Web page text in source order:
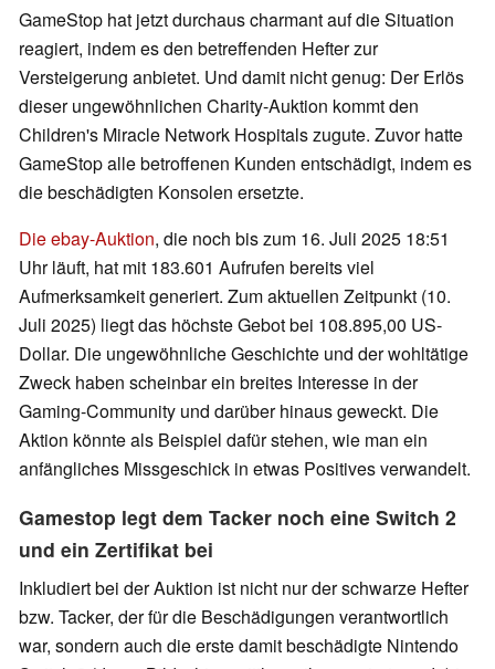
GameStop hat jetzt durchaus charmant auf die Situation
reagiert, indem es den betreffenden Hefter zur
Versteigerung anbietet. Und damit nicht genug: Der Erlös
dieser ungewöhnlichen Charity-Auktion kommt den
Children's Miracle Network Hospitals zugute. Zuvor hatte
GameStop alle betroffenen Kunden entschädigt, indem es
die beschädigten Konsolen ersetzte.
Die ebay-Auktion, die noch bis zum 16. Juli 2025 18:51
Uhr läuft, hat mit 183.601 Aufrufen bereits viel
Aufmerksamkeit generiert. Zum aktuellen Zeitpunkt (10.
Juli 2025) liegt das höchste Gebot bei 108.895,00 US-
Dollar. Die ungewöhnliche Geschichte und der wohltätige
Zweck haben scheinbar ein breites Interesse in der
Gaming-Community und darüber hinaus geweckt. Die
Aktion könnte als Beispiel dafür stehen, wie man ein
anfängliches Missgeschick in etwas Positives verwandelt.
Gamestop legt dem Tacker noch eine Switch 2
und ein Zertifikat bei
Inkludiert bei der Auktion ist nicht nur der schwarze Hefter
bzw. Tacker, der für die Beschädigungen verantwortlich
war, sondern auch die erste damit beschädigte Nintendo